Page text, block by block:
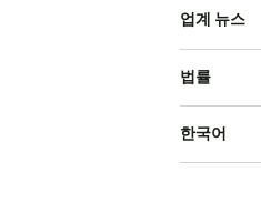
업계 뉴스
법률
한국어